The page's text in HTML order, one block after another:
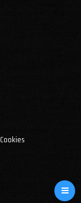
Cookies